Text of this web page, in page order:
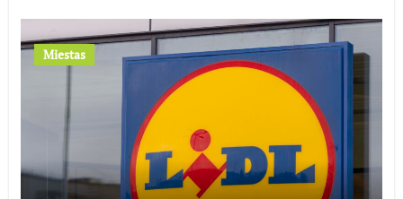
Miestas